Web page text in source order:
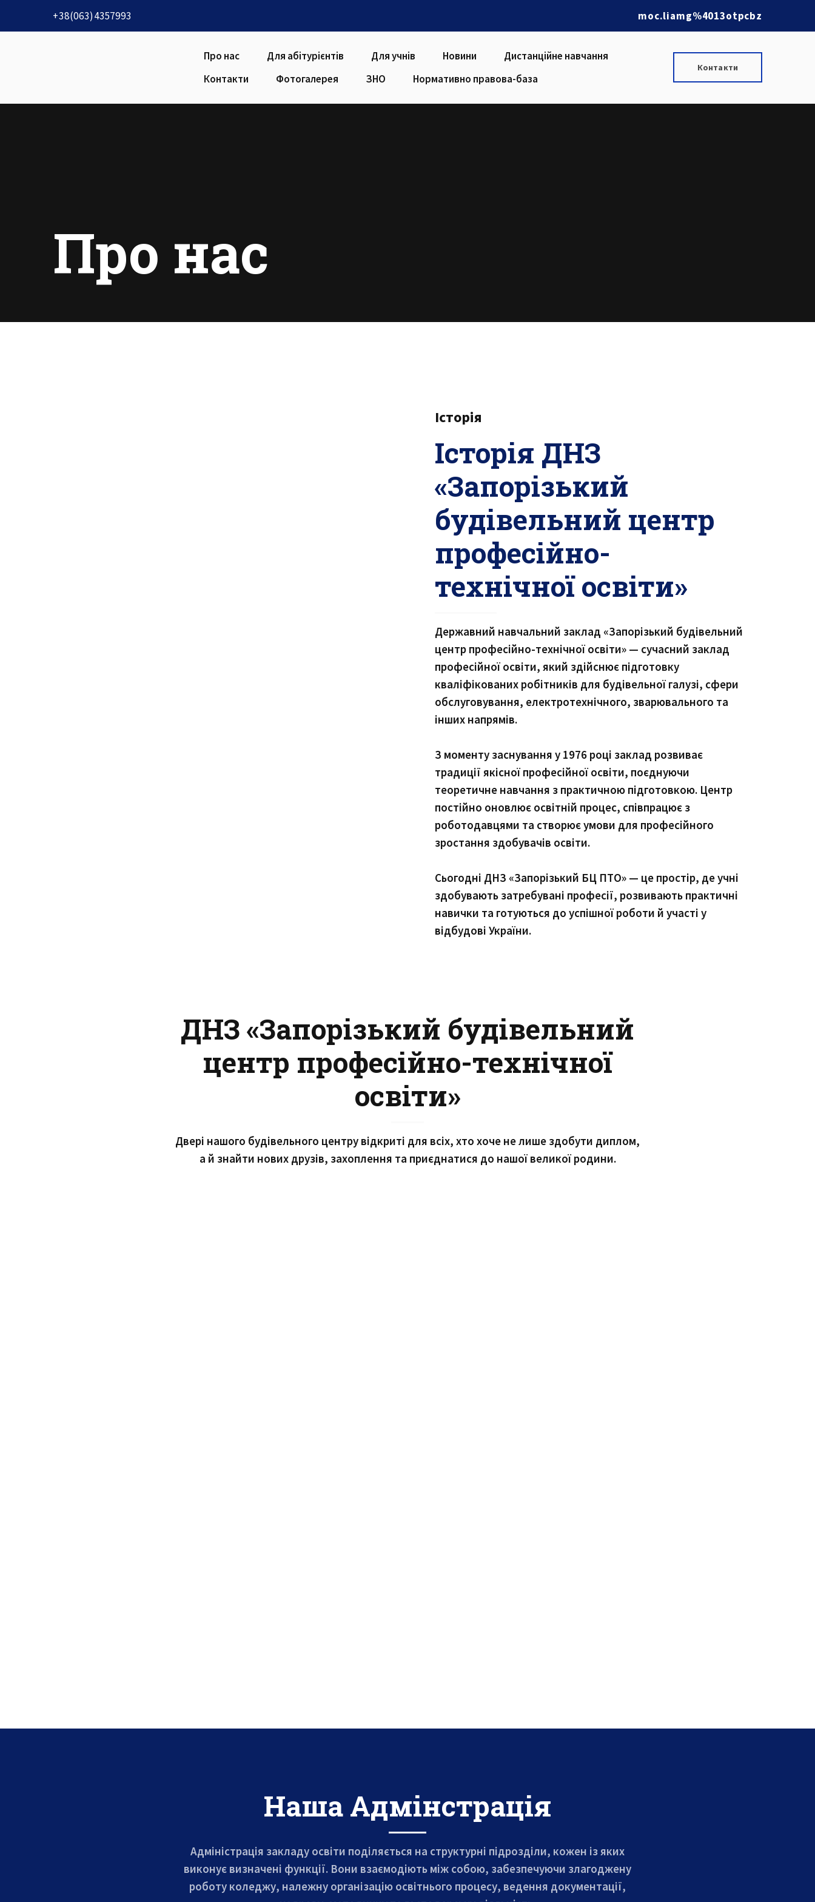
+38(063)4357993 moc.liamg%4013otpcbz
Про нас Для абітурієнтів Для учнів Новини
Дистанційне навчання
Контакти
Фотогалерея ЗНО Нормативно правова-база
Контакти
Про нас
Історія
Історія ДНЗ
«Запорізький
будівельний центр
професійно-
технічної освіти»
Державний навчальний заклад «Запорізький будівельний
центр професійно-технічної освіти» — сучасний заклад
професійної освіти, який здійснює підготовку
кваліфікованих робітників для будівельної галузі, сфери
обслуговування, електротехнічного, зварювального та
інших напрямів.
З моменту заснування у 1976 році заклад розвиває
традиції якісної професійної освіти, поєднуючи
теоретичне навчання з практичною підготовкою. Центр
постійно оновлює освітній процес, співпрацює з
роботодавцями та створює умови для професійного
зростання здобувачів освіти.
Сьогодні ДНЗ «Запорізький БЦ ПТО» — це простір, де учні
здобувають затребувані професії, розвивають практичні
навички та готуються до успішної роботи й участі у
відбудові України.
ДНЗ «Запорізький будівельний
центр професійно-технічної
освіти»
Двері нашого будівельного центру відкриті для всіх, хто хоче не лише здобути диплом,
а й знайти нових друзів, захоплення та приєднатися до нашої великої родини.
Наша Адмінстрація
Адміністрація закладу освіти поділяється на структурні підрозділи, кожен із яких
виконує визначені функції. Вони взаємодіють між собою, забезпечуючи злагоджену
роботу коледжу, належну організацію освітнього процесу, ведення документації,